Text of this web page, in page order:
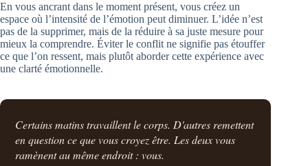
En vous ancrant dans le moment présent, vous créez un
espace où l’intensité de l’émotion peut diminuer. L’idée n’est
pas de la supprimer, mais de la réduire à sa juste mesure pour
mieux la comprendre. Éviter le conflit ne signifie pas étouffer
ce que l’on ressent, mais plutôt aborder cette expérience avec
une clarté émotionnelle.
Certains matins travaillent le corps. D'autres remettent
en question ce que vous croyez être. Les deux vous
ramènent au même endroit : vous.